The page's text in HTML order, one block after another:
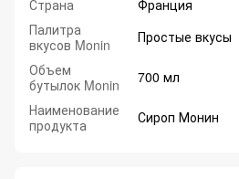
Страна
Франция
Палитра
вкусов Monin
Простые вкусы
Объем
бутылок Monin
700 мл
Наименование
продукта
Сироп Монин